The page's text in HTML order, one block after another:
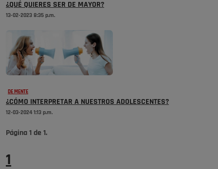
¿QUÉ QUIERES SER DE MAYOR?
13-02-2023 8:35 p.m.
DE MENTE
¿CÓMO INTERPRETAR A NUESTROS ADOLESCENTES?
12-03-2024 1:13 p.m.
Página 1 de 1.
1